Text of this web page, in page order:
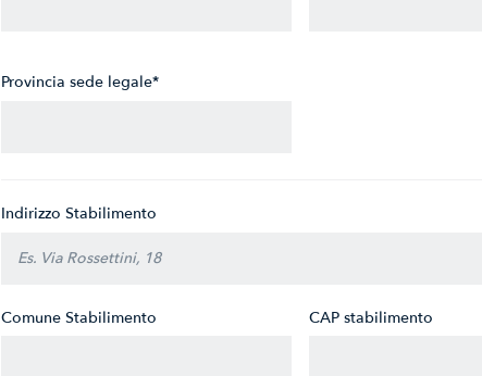
Provincia sede legale*
Indirizzo Stabilimento
Comune Stabilimento CAP stabilimento